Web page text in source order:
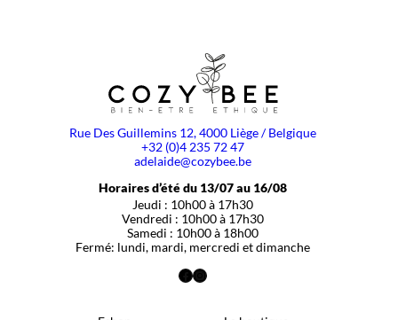
Rue Des Guillemins 12, 4000 Liège / Belgique
+32 (0)4 235 72 47
adelaide@cozybee.be
Horaires d’été du 13/07 au 16/08
Jeudi : 10h00 à 17h30
Vendredi : 10h00 à 17h30
Samedi : 10h00 à 18h00
Fermé: lundi, mardi, mercredi et dimanche
Facebook
Instagram